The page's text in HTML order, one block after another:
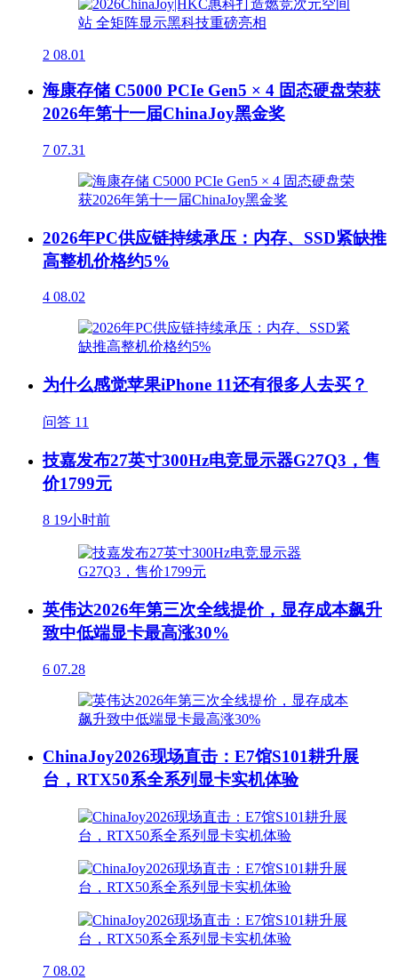
2 08.01
海康存储 C5000 PCIe Gen5 × 4 固态硬盘荣获
2026年第十一届ChinaJoy黑金奖
7 07.31
2026年PC供应链持续承压：内存、SSD紧缺推
高整机价格约5%
4 08.02
为什么感觉苹果iPhone 11还有很多人去买？
问答 11
技嘉发布27英寸300Hz电竞显示器G27Q3，售
价1799元
8 19小时前
英伟达2026年第三次全线提价，显存成本飙升
致中低端显卡最高涨30%
6 07.28
ChinaJoy2026现场直击：E7馆S101耕升展
台，RTX50系全系列显卡实机体验
7 08.02